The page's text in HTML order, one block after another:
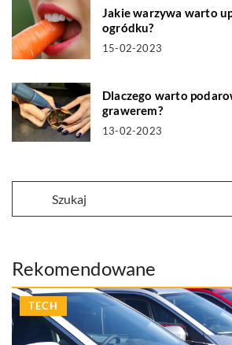
Jakie warzywa warto
ogródku?
15-02-2023
Dlaczego warto
grawerem?
13-02-2023
Rekomendowane
TECH